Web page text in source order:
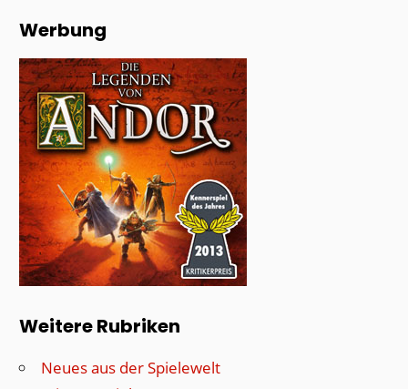
Werbung
Weitere Rubriken
Neues aus der Spielewelt